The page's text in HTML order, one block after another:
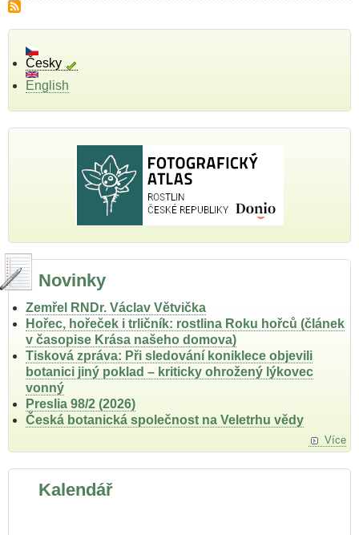
Česky
English
Novinky
Zemřel RNDr. Václav Větvička
Hořec, hořeček i trličník: rostlina Roku hořců (článek
v časopise Krása našeho domova)
Tisková zpráva: Při sledování koniklece objevili
botanici jiný poklad – kriticky ohrožený lýkovec
vonný
Preslia 98/2 (2026)
Česká botanická společnost na Veletrhu vědy
Více
Kalendář